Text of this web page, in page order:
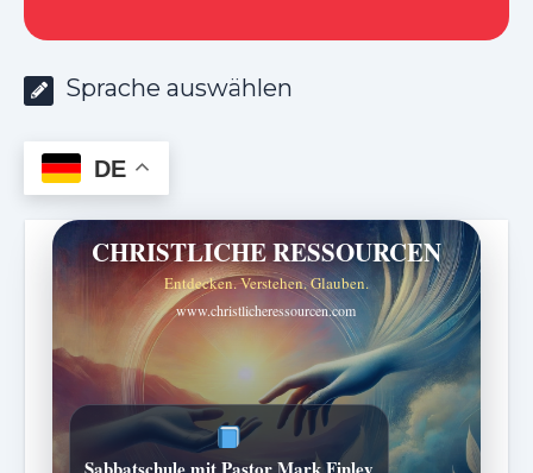
Sprache auswählen
DE
CHRISTLICHE RESSOURCEN
Entdecken. Verstehen. Glauben.
www.christlicheressourcen.com